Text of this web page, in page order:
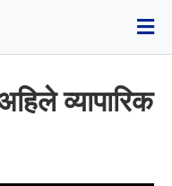
व्यापारिक